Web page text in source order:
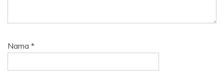
Nama *